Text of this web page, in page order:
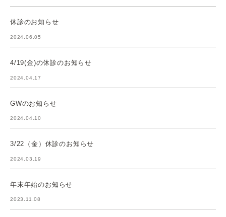
休診のお知らせ
2024.06.05
4/19(金)の休診のお知らせ
2024.04.17
GWのお知らせ
2024.04.10
3/22（金）休診のお知らせ
2024.03.19
年末年始のお知らせ
2023.11.08